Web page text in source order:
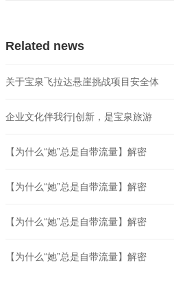
Related news
关于宝泉飞拉达悬崖挑战项目安全体
企业文化伴我行|创新，是宝泉旅游
【为什么“她”总是自带流量】解密
【为什么“她”总是自带流量】解密
【为什么“她”总是自带流量】解密
【为什么“她”总是自带流量】解密